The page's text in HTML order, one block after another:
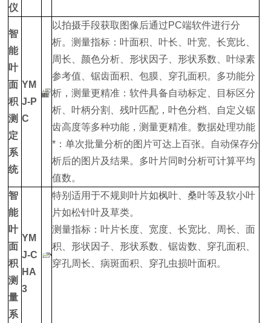
仪
智
能
叶
面
积
测
定
系
统
YM
J-P
C
以拍摄手段获取图像后通过PC端软件进行分
析。测量指标：叶面积、叶长、叶宽、长宽比、
周长、颜色分析、形状因子、形状系数、叶绿素
参考值、锯齿面积、包膜、穿孔面积。多功能分
析，测量更精准：软件具备自动标定、目标区分
析、叶柄分割、残叶匹配，叶色分档、自定义锯
齿高度等多种功能，测量更精准。数据处理功能
*：单次批量分析的图片可达上百张。自动保存分
析后的图片及结果。多叶片同时分析可计算平均
值数。
智
能
叶
面
积
测
量
系
YM
J-C
HA
3
特别适用于不规则叶片如枫叶、桑叶等及软小叶
片如松针叶及草类。
测量指标：叶片长度、宽度、长宽比、周长、面
积、形状因子、形状系数、锯齿数、穿孔面积、
穿孔周长、病斑面积、穿孔虫损叶面积。